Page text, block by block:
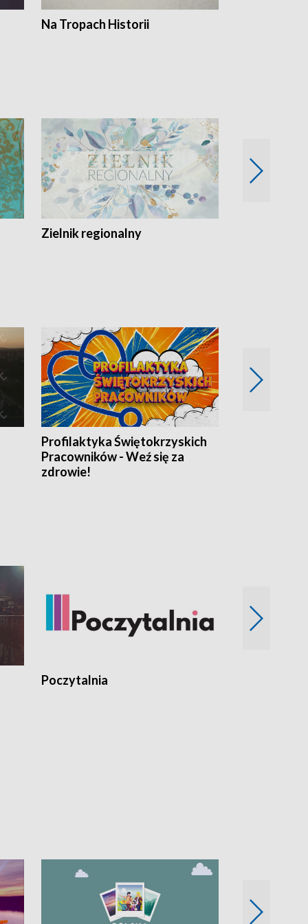
Na Tropach Historii
Zielnik regionalny
Profilaktyka Świętokrzyskich
Pracowników - Weź się za
zdrowie!
Poczytalnia